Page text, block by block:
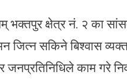
भक्तपुर क्षेत्र नं. २ का
सकिने बिश्वास व्यक्त
जनप्रतिनिधिले काम गरे